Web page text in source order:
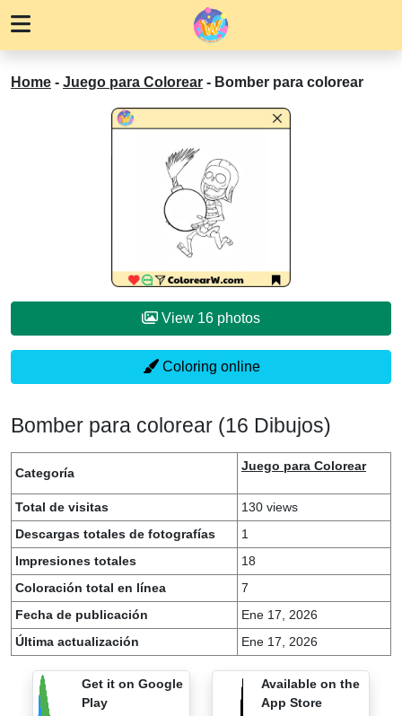
Home - Juego para Colorear - Bomber para colorear
View 16 photos
Coloring online
Bomber para colorear (16 Dibujos)
Categoría Juego para Colorear
Total de visitas
130 views
Descargas totales de fotografías
1
Impresiones totales
18
Coloración total en línea
7
Fecha de publicación
Ene 17, 2026
Última actualización
Ene 17, 2026
Get it on Google
Play
Available on the
App Store